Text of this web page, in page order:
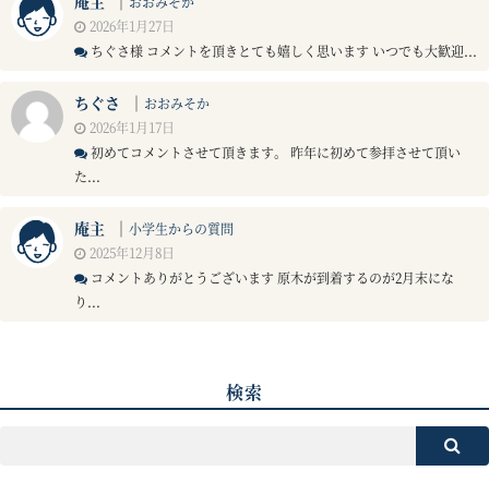
2026年1月27日
ちぐさ様 コメントを頂きとても嬉しく思います いつでも大歓迎...
ちぐさ ｜ おおみそか
2026年1月17日
初めてコメントさせて頂きます。 昨年に初めて参拝させて頂い
た...
庵主 ｜ 小学生からの質問
2025年12月8日
コメントありがとうございます 原木が到着するのが2月末にな
り...
検索